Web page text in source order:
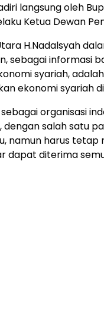
langsung oleh
Ketua Dewan
H.Nadalsyah
sebagai informasi
syariah,
ekonomi syariah
organisasi
dengan salah satu
namun harus tetap
dapat diterima